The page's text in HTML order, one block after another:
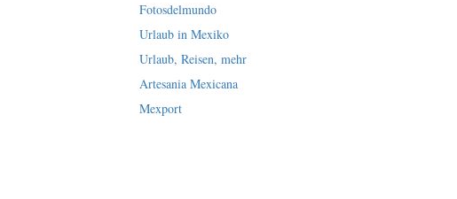
Fotosdelmundo
Urlaub in Mexiko
Urlaub, Reisen, mehr
Artesania Mexicana
Mexport